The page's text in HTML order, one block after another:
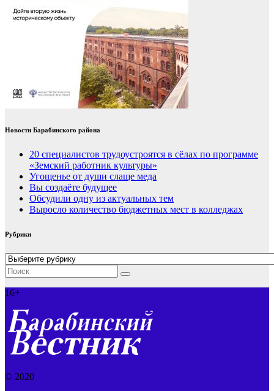
Новости Барабинского района
20 специалистов трудоустроятся в сёлах по программе
«Земский работник культуры»
Угощенье от души слаще меда
Вы создаёте будущее
Обсудили одну из актуальных тем
Выросло количество бюджетных мест в колледжах
Рубрики
Рубрики
16+
© 2020